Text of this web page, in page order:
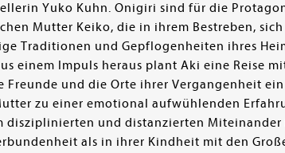
Yuko Kuhn. Onigiri sind für die
Mutter Keiko, die in ihrem Bestreben,
Traditionen und Gepflogenheiten ihres
einem Impuls heraus plant Aki eine Reise
und die Orte ihrer Vergangenheit
zu einer emotional aufwühlenden
disziplinierten und distanzierten Miteinander
als in ihrer Kindheit mit den